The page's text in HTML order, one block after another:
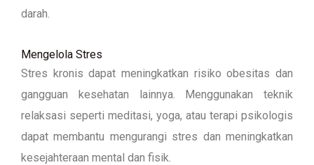
darah.
Mengelola Stres
Stres kronis dapat meningkatkan risiko obesitas dan
gangguan kesehatan lainnya. Menggunakan teknik
relaksasi seperti meditasi, yoga, atau terapi psikologis
dapat membantu mengurangi stres dan meningkatkan
kesejahteraan mental dan fisik.